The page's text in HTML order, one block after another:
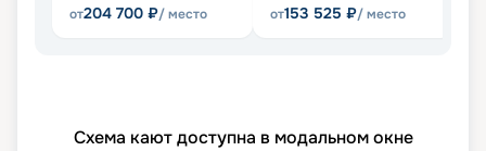
от204 700 ₽/ место
от153 525 ₽/ место
Схема кают доступна в модальном окне